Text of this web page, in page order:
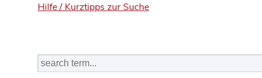
Hilfe / Kurztipps zur Suche